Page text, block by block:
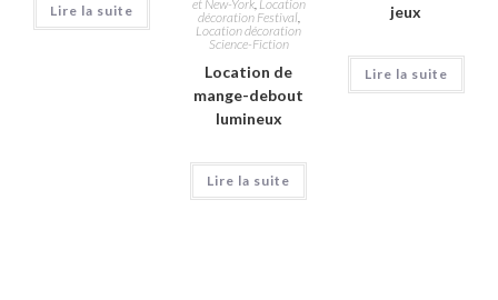
Lire la suite
et New-York, Location
décoration Festival,
Location décoration
Science-Fiction
Location de
mange-debout
lumineux
Lire la suite
jeux
Lire la suite